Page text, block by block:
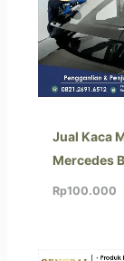
Jual Kaca
Mercedes
Rp100.000